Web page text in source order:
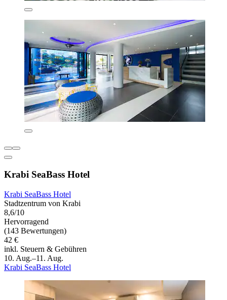
Krabi SeaBass Hotel
Krabi SeaBass Hotel
Stadtzentrum von Krabi
8,6/10
Hervorragend
(143 Bewertungen)
42 €
inkl. Steuern & Gebühren
10. Aug.–11. Aug.
Krabi SeaBass Hotel